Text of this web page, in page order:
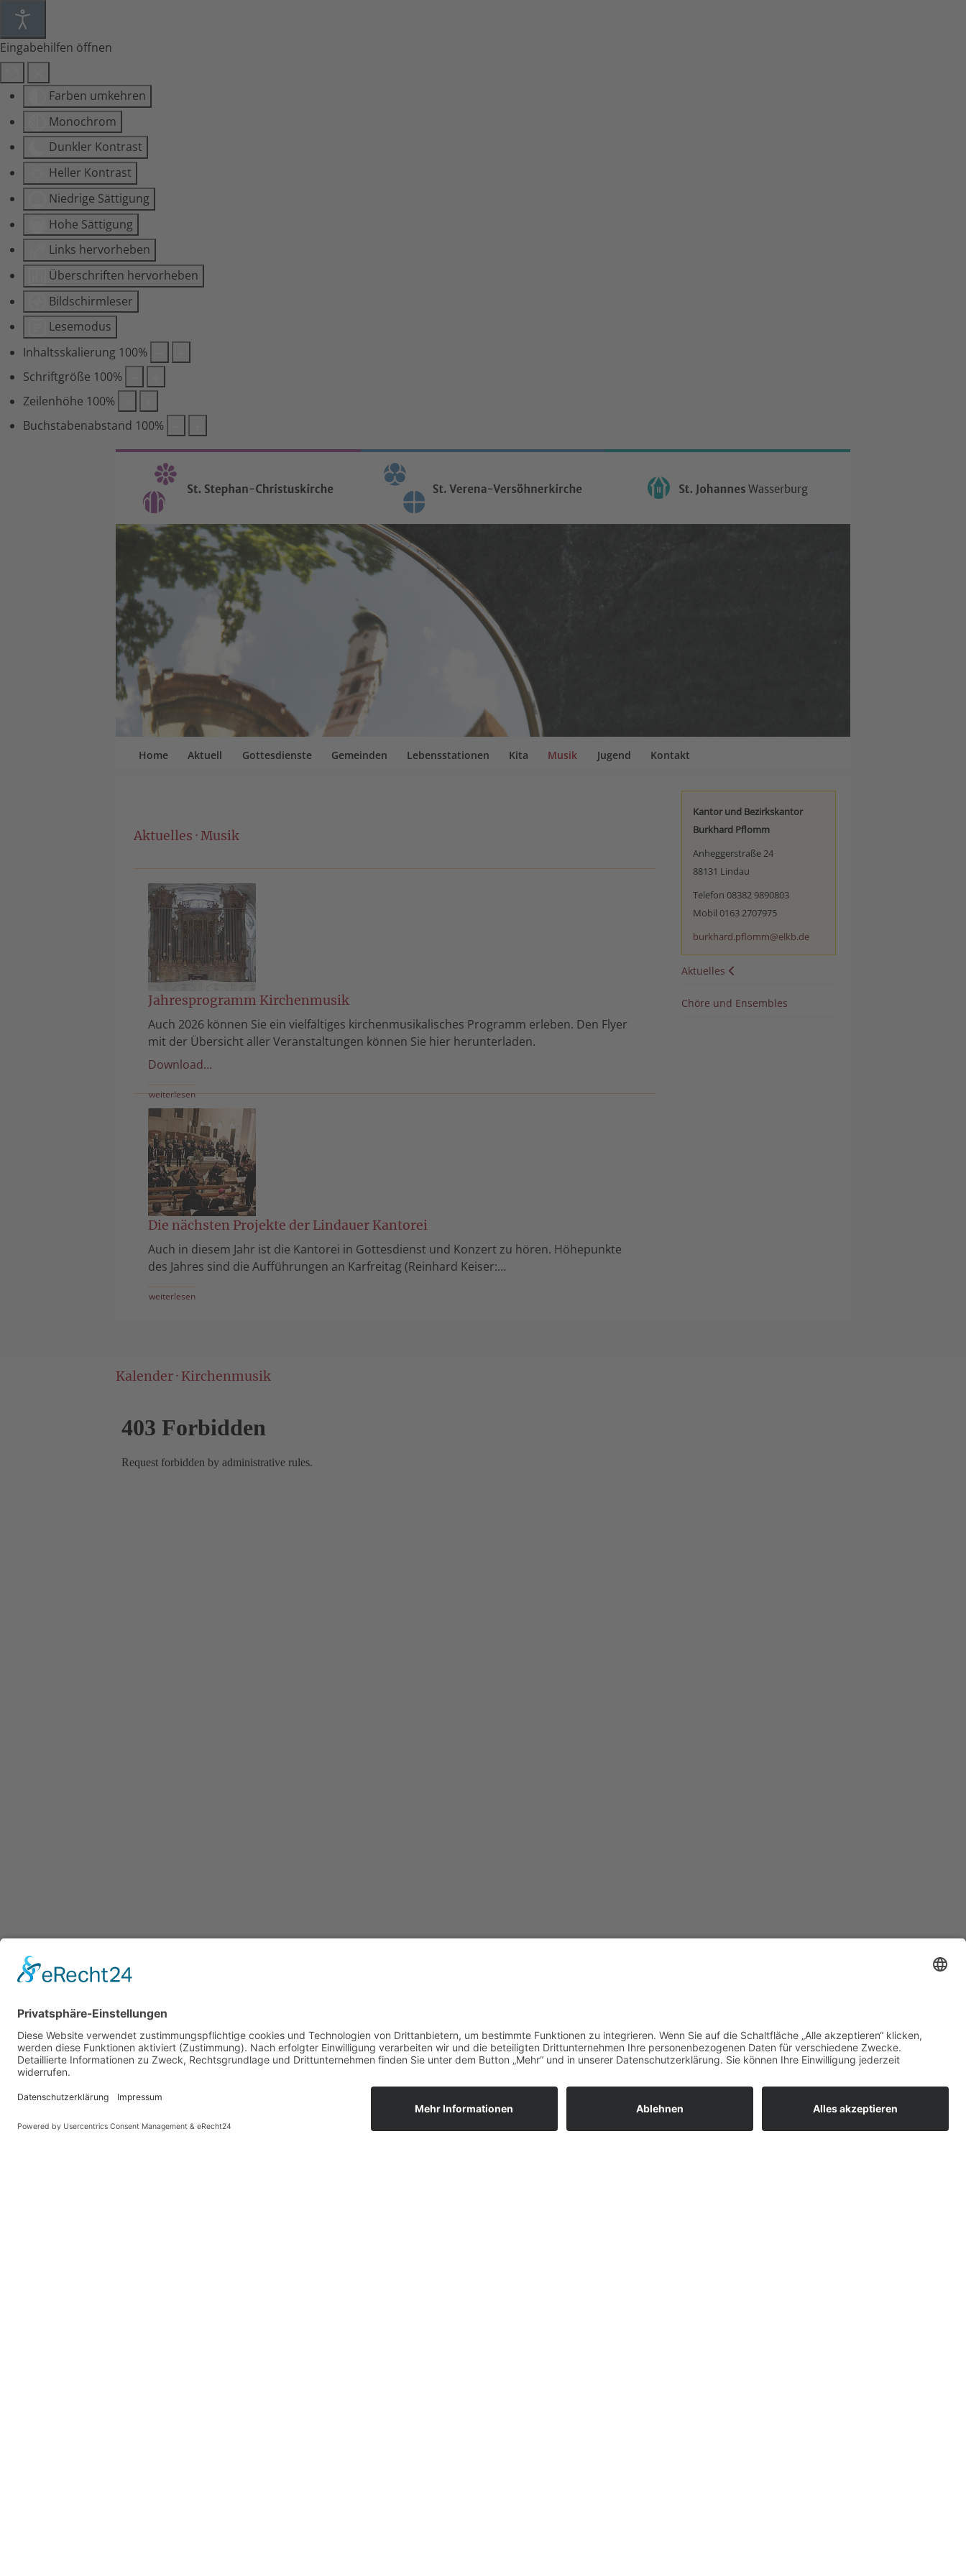
Eingabehilfen öffnen
Farben umkehren
Monochrom
Dunkler Kontrast
Heller Kontrast
Niedrige Sättigung
Hohe Sättigung
Links hervorheben
Überschriften hervorheben
Bildschirmleser
Lesemodus
Inhaltsskalierung 100%
Schriftgröße 100%
Zeilenhöhe 100%
Buchstabenabstand 100%
Home Aktuell Gottesdienste Gemeinden Lebensstationen Kita Musik Jugend Kontakt
Aktuelles · Musik
Jahresprogramm Kirchenmusik
Auch 2026 können Sie ein vielfältiges kirchenmusikalisches Programm erleben. Den Flyer
mit der Übersicht aller Veranstaltungen können Sie hier herunterladen.
Download…
weiterlesen
Die nächsten Projekte der Lindauer Kantorei
Auch in diesem Jahr ist die Kantorei in Gottesdienst und Konzert zu hören. Höhepunkte
des Jahres sind die Aufführungen an Karfreitag (Reinhard Keiser:…
weiterlesen
Kantor und Bezirkskantor
Burkhard Pflomm
Anheggerstraße 24
88131 Lindau
Telefon 08382 9890803
Mobil 0163 2707975
burkhard.pflomm@elkb.de
Aktuelles
Chöre und Ensembles
Kalender · Kirchenmusik
St. Stephan-Christuskirche
St. Verena-Versöhnerkirche
St. Johannes Wasserburg
Bürozeiten:
Mo, Di, Mi 9 – 12 Uhr
Gabriele Scholz
Telefon 08382 989080-0